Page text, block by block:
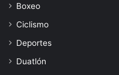
Boxeo
Ciclismo
Deportes
Duatlón